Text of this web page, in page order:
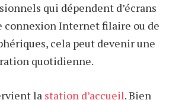
qui dépendent d’écrans
connexion Internet filaire ou de
cela peut devenir une
quotidienne.
la station d’accueil. Bien